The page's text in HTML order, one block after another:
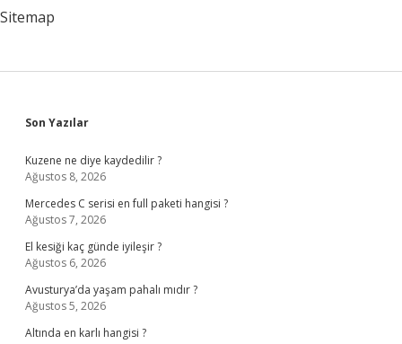
Sitemap
Sidebar
Son Yazılar
Kuzene ne diye kaydedilir ?
Ağustos 8, 2026
Mercedes C serisi en full paketi hangisi ?
Ağustos 7, 2026
El kesiği kaç günde iyileşir ?
Ağustos 6, 2026
Avusturya’da yaşam pahalı mıdır ?
Ağustos 5, 2026
Altında en karlı hangisi ?